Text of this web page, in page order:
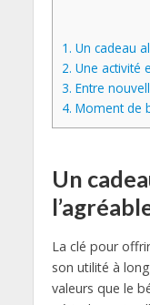
1. Un cadeau
2. Une activité
3. Entre
4. Moment de
Un
La clé pour
son utilité à
valeurs que le